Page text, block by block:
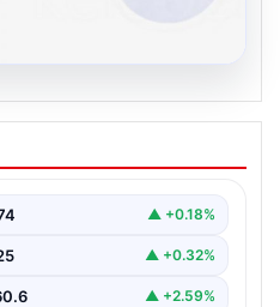
İletişimin
Chat Deneyimi
Günümüzde
▲ +0.18%
▲ +0.32%
▲ +2.59%